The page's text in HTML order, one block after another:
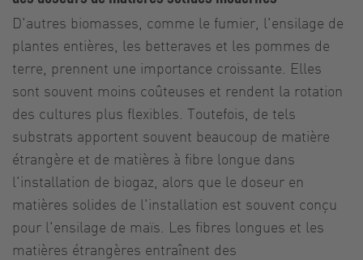
D'autres biomasses, comme le fumier, l'ensilage de
plantes entières, les betteraves et les pommes de
terre, prennent une importance croissante. Elles
sont souvent moins coûteuses et rendent la rotation
des cultures plus flexibles. Toutefois, de tels
substrats apportent souvent beaucoup de matière
étrangère et de matières à fibre longue dans
l'installation de biogaz, alors que le doseur en
matières solides de l'installation est souvent conçu
pour l'ensilage de maïs. Les fibres longues et les
matières étrangères entraînent des